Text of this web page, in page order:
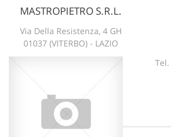
MASTROPIETRO S.R.L.
Via Della Resistenza, 4 GH
01037 (VITERBO) - LAZIO
Tel.